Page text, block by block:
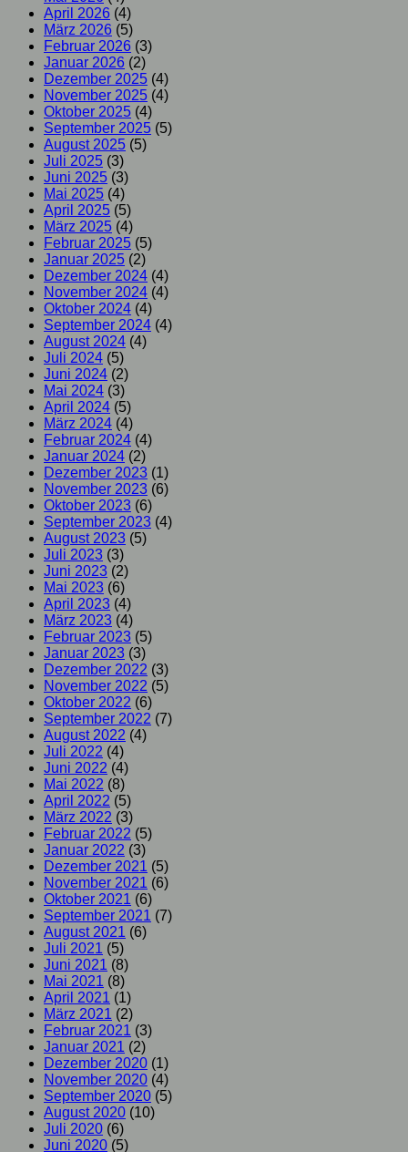
April 2026 (4)
März 2026 (5)
Februar 2026 (3)
Januar 2026 (2)
Dezember 2025 (4)
November 2025 (4)
Oktober 2025 (4)
September 2025 (5)
August 2025 (5)
Juli 2025 (3)
Juni 2025 (3)
Mai 2025 (4)
April 2025 (5)
März 2025 (4)
Februar 2025 (5)
Januar 2025 (2)
Dezember 2024 (4)
November 2024 (4)
Oktober 2024 (4)
September 2024 (4)
August 2024 (4)
Juli 2024 (5)
Juni 2024 (2)
Mai 2024 (3)
April 2024 (5)
März 2024 (4)
Februar 2024 (4)
Januar 2024 (2)
Dezember 2023 (1)
November 2023 (6)
Oktober 2023 (6)
September 2023 (4)
August 2023 (5)
Juli 2023 (3)
Juni 2023 (2)
Mai 2023 (6)
April 2023 (4)
März 2023 (4)
Februar 2023 (5)
Januar 2023 (3)
Dezember 2022 (3)
November 2022 (5)
Oktober 2022 (6)
September 2022 (7)
August 2022 (4)
Juli 2022 (4)
Juni 2022 (4)
Mai 2022 (8)
April 2022 (5)
März 2022 (3)
Februar 2022 (5)
Januar 2022 (3)
Dezember 2021 (5)
November 2021 (6)
Oktober 2021 (6)
September 2021 (7)
August 2021 (6)
Juli 2021 (5)
Juni 2021 (8)
Mai 2021 (8)
April 2021 (1)
März 2021 (2)
Februar 2021 (3)
Januar 2021 (2)
Dezember 2020 (1)
November 2020 (4)
September 2020 (5)
August 2020 (10)
Juli 2020 (6)
Juni 2020 (5)